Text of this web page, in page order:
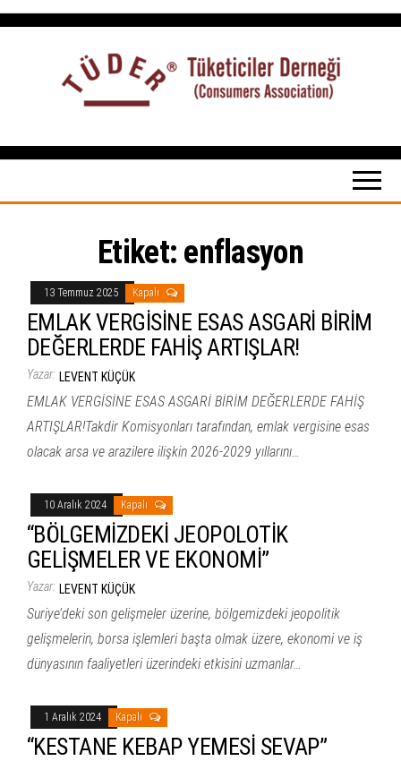
İçeriğe
Tüketiciler
tuketicilerdernegi.org.tr
Etiket: enflasyon
13 Temmuz 2025 Kapalı
EMLAK VERGİSİNE ESAS ASGARİ BİRİM
DEĞERLERDE FAHİŞ ARTIŞLAR!
Yazar: LEVENT KÜÇÜK
EMLAK VERGİSİNE ESAS ASGARİ BİRİM DEĞERLERDE FAHİŞ
ARTIŞLAR!Takdir Komisyonları tarafından, emlak vergisine esas
olacak arsa ve arazilere ilişkin 2026-2029 yıllarını…
10 Aralık 2024 Kapalı
“BÖLGEMİZDEKİ JEOPOLOTİK
GELİŞMELER VE EKONOMİ”
Yazar: LEVENT KÜÇÜK
Suriye’deki son gelişmeler üzerine, bölgemizdeki jeopolitik
gelişmelerin, borsa işlemleri başta olmak üzere, ekonomi ve iş
dünyasının faaliyetleri üzerindeki etkisini uzmanlar…
1 Aralık 2024 Kapalı
“KESTANE KEBAP YEMESİ SEVAP”